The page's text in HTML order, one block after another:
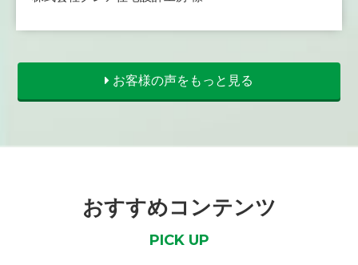
お客様の声をもっと見る
おすすめコンテンツ
PICK UP